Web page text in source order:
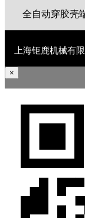
上海钜鹿机械有
×